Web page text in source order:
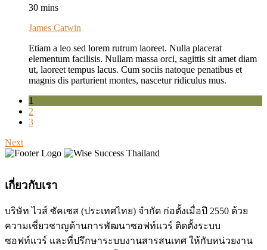
30 mins
James Catwin
Etiam a leo sed lorem rutrum laoreet. Nulla placerat
elementum facilisis. Nullam massa orci, sagittis sit amet diam
ut, laoreet tempus lacus. Cum sociis natoque penatibus et
magnis dis parturient montes, nascetur ridiculus mus.
1
2
3
Next
เกี่ยวกับเรา
บริษัท ไวส์ ซัคเซส (ประเทศไทย) จำกัด ก่อตั้งเมื่อปี 2550 ด้วย
ความเชี่ยวชาญด้านการพัฒนาซอฟท์แวร์ ติดตั้งระบบ
ซอฟท์แวร์ และที่ปรึกษาระบบงานสารสนเทศ ให้กับหน่วยงาน